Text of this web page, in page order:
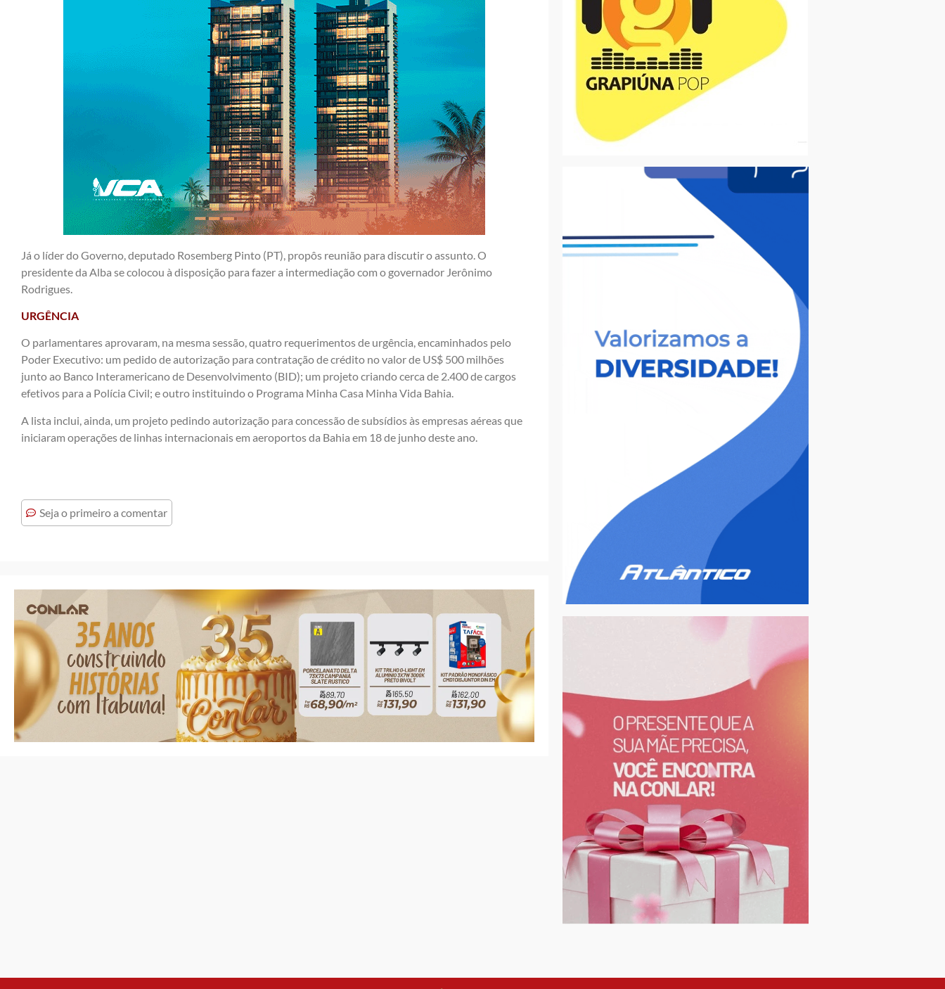
Já o líder do Governo, deputado Rosemberg Pinto (PT), propôs reunião para discutir o assunto. O
presidente da Alba se colocou à disposição para fazer a intermediação com o governador Jerônimo
Rodrigues.
URGÊNCIA
O parlamentares aprovaram, na mesma sessão, quatro requerimentos de urgência, encaminhados pelo
Poder Executivo: um pedido de autorização para contratação de crédito no valor de US$ 500 milhões
junto ao Banco Interamericano de Desenvolvimento (BID); um projeto criando cerca de 2.400 de cargos
efetivos para a Polícia Civil; e outro instituindo o Programa Minha Casa Minha Vida Bahia.
A lista inclui, ainda, um projeto pedindo autorização para concessão de subsídios às empresas aéreas que
iniciaram operações de linhas internacionais em aeroportos da Bahia em 18 de junho deste ano.
Seja o primeiro a comentar